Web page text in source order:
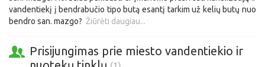
vandentiekį į bendrabučio tipo butą esantį tarkim už kelių butų nuo
bendro san. mazgo? Žiūrėti daugiau...
Prisijungimas prie miesto vandentiekio ir